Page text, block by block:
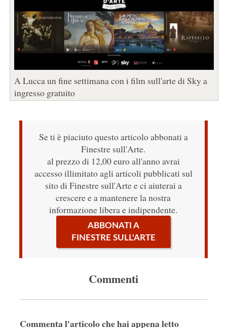
A Lucca un fine settimana con i film sull'arte di Sky a
ingresso gratuito
Se ti è piaciuto questo articolo abbonati a
Finestre sull'Arte.
al prezzo di 12,00 euro all'anno avrai
accesso illimitato agli articoli pubblicati sul
sito di Finestre sull'Arte e ci aiuterai a
crescere e a mantenere la nostra
informazione libera e indipendente.
ABBONATI A
FINESTRE SULL'ARTE
Commenti
Commenta l'articolo che hai appena letto